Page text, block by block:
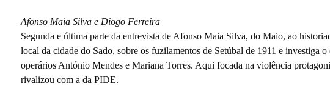
Afonso Maia Silva e Diogo Ferreira
Segunda e última parte da entrevista de Afonso Maia Silva, do Maio, ao
local da cidade do Sado, sobre os fuzilamentos de Setúbal de 1911 e investiga
operários António Mendes e Mariana Torres. Aqui focada na violência
rivalizou com a da PIDE.